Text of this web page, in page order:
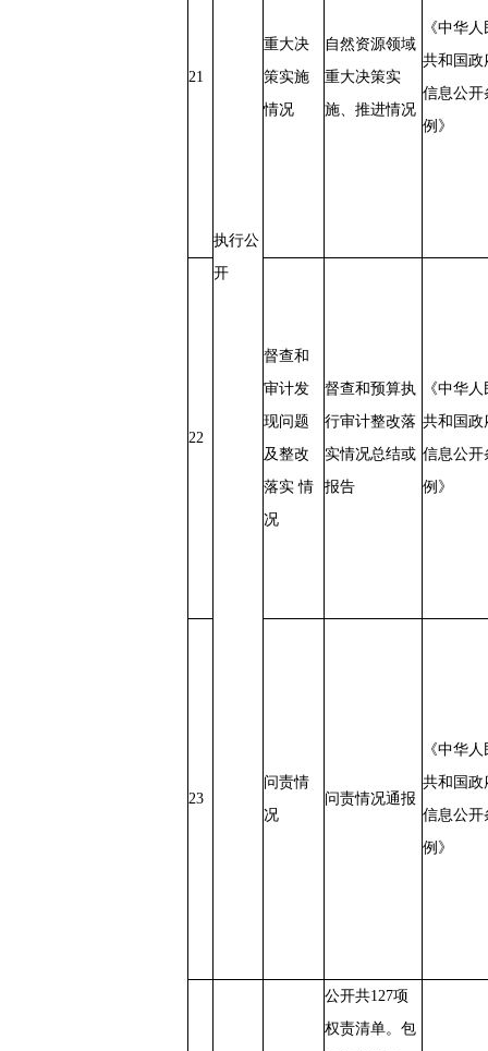
执行公
开
21
重大决
策实施
情况
自然资源领域
重大决策实
施、推进情况
《中华人
共和国政
信息公开
例》
22
督查和
审计发
现问题
及整改
落实 情
况
督查和预算执
行审计整改落
实情况总结或
报告
《中华人
共和国政
信息公开
例》
23
问责情
况
问责情况通报
《中华人
共和国政
信息公开
例》
公开共127项
权责清单。包